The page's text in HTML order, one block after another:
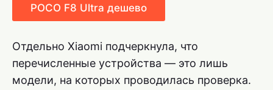
POCO F8 Ultra дешево
Отдельно Xiaomi подчеркнула, что
перечисленные устройства — это лишь
модели, на которых проводилась проверка.